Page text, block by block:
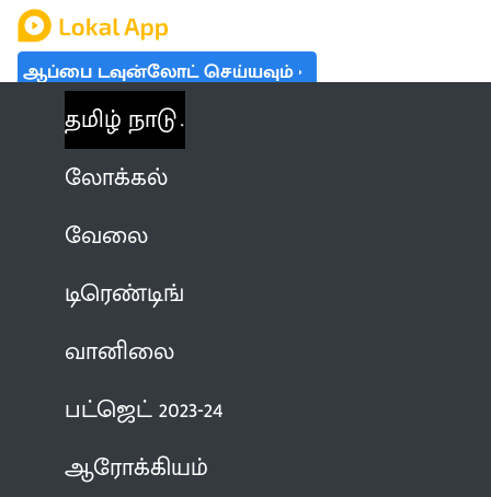
ஆப்பை டவுன்லோட் செய்யவும்
தமிழ் நாடு
லோக்கல்
வேலை
டிரெண்டிங்
வானிலை
பட்ஜெட் 2023-24
ஆரோக்கியம்